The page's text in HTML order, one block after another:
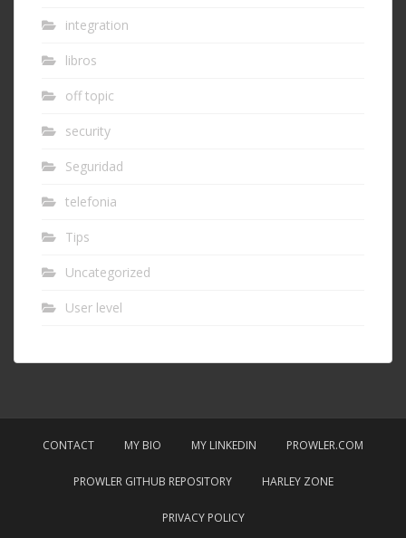
integration
libros
off topic
security
Seguridad
telefonia
Tips
Uncategorized
User level
CONTACT MY BIO MY LINKEDIN PROWLER.COM
PROWLER GITHUB REPOSITORY HARLEY ZONE
PRIVACY POLICY